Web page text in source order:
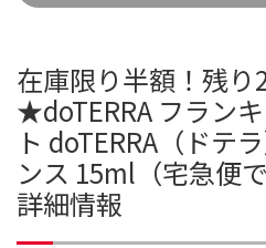
在庫限り半額！残り
★doTERRA フラン
ト doTERRA（ドテ
ンス 15ml（宅急便
詳細情報